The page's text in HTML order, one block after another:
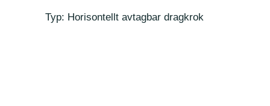
Typ: Horisontellt avtagbar dragkrok